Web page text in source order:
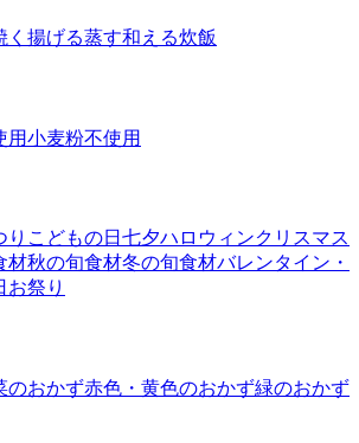
く 揚げる蒸す和える炊飯
用小麦粉不使用
り こどもの日 七夕ハロウィンクリスマス
材秋の旬食材冬の旬食材バレンタイン・
お祭り
のおかず赤色・黄色のおかず緑のおかず